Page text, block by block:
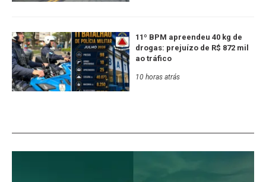
11º BPM apreendeu 40 kg de
drogas: prejuízo de R$ 872 mil
ao tráfico
10 horas atrás